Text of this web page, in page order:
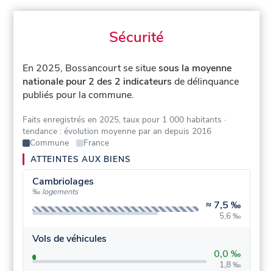
Sécurité
En 2025, Bossancourt se situesous la moyenne
nationale pour 2 des 2 indicateurs de délinquance
publiés pour la commune.
Faits enregistrés en 2025, taux pour 1 000 habitants ·
tendance : évolution moyenne par an depuis 2016
Commune
France
ATTEINTES AUX BIENS
Cambriolages
‰ logements
≈ 7,5 ‰
5,6 ‰
Vols de véhicules
0,0 ‰
1,8 ‰